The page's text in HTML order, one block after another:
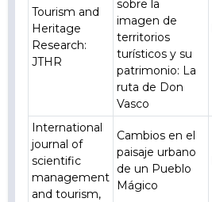
Tourism and
Heritage
Research:
JTHR
sobre la
imagen de
territorios
turísticos y su
patrimonio: La
ruta de Don
Vasco
International
journal of
scientific
management
and tourism,
Cambios en el
paisaje urbano
de un Pueblo
Mágico